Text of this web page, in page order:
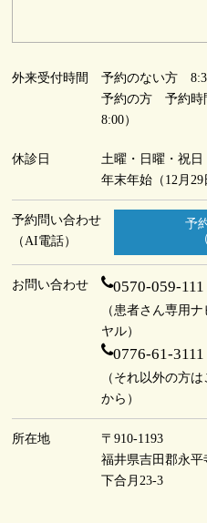
外来受付時間
予約のない方
予約の方 予約時
8:00）
休診日
土曜・日曜・祝日
年末年始（12月29
予約問い合わせ
（AI電話）
予
お問い合わせ 0570-059-111
（患者さん専用ナ
ヤル）
0776-61-3111
（それ以外の方は
から）
所在地
〒910-1193
福井県吉田郡永平
下合月23-3